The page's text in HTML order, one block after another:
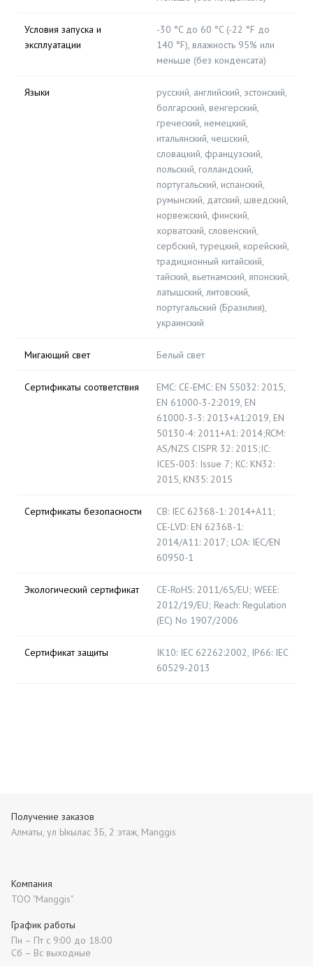
Условия запуска и
эксплуатации
-30 °C до 60 °C (-22 °F до
140 °F), влажность 95% или
меньше (без конденсата)
Языки
русский, английский, эстонский,
болгарский, венгерский,
греческий, немецкий,
итальянский, чешский,
словацкий, французский,
польский, голландский,
португальский, испанский,
румынский, датский, шведский,
норвежский, финский,
хорватский, словенский,
сербский, турецкий, корейский,
традиционный китайский,
тайский, вьетнамский, японский,
латышский, литовский,
португальский (Бразилия),
украинский
Мигающий свет Белый свет
Сертификаты соответствия
EMC: CE-EMC: EN 55032: 2015,
EN 61000-3-2:2019, EN
61000-3-3: 2013+A1:2019, EN
50130-4: 2011+A1: 2014;RCM:
AS/NZS CISPR 32: 2015;IC:
ICES-003: Issue 7; KC: KN32:
2015, KN35: 2015
Сертификаты безопасности
CB: IEC 62368-1: 2014+A11;
CE-LVD: EN 62368-1:
2014/A11: 2017; LOA: IEC/EN
60950-1
Экологический сертификат
CE-RoHS: 2011/65/EU; WEEE:
2012/19/EU; Reach: Regulation
(EC) No 1907/2006
Сертификат защиты
IK10: IEC 62262:2002, IP66: IEC
60529-2013
Получение заказов
Алматы, ул Ыкылас 3Б, 2 этаж, Manggis
Компания
ТОО "Manggis"
График работы
Пн – Пт с 9:00 до 18:00
Сб – Вс выходные